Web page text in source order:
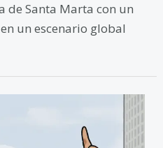
de Santa Marta con un
un escenario global